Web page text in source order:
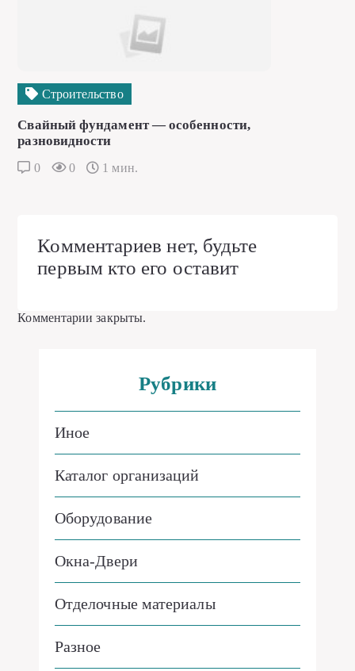
Строительство
Свайный фундамент — особенности,
разновидности
0 0 1 мин.
Комментариев нет, будьте
первым кто его оставит
Комментарии закрыты.
Рубрики
Иное
Каталог организаций
Оборудование
Окна-Двери
Отделочные материалы
Разное